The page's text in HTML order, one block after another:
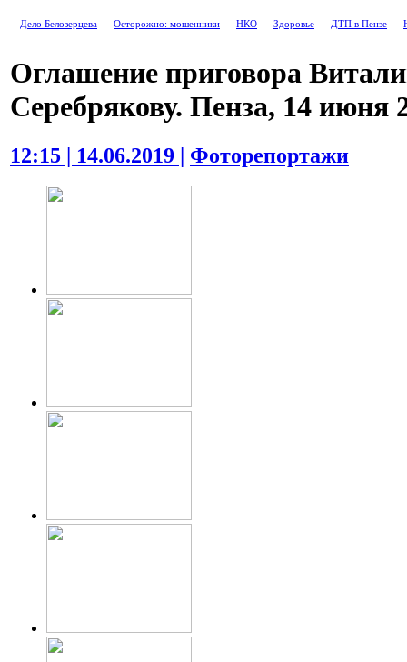
Дело Белозерцева Осторожно: мошенники НКО Здоровье ДТП в Пензе
Оглашение приговора
Серебрякову. Пенза, 14 июня
12:15 | 14.06.2019 | Фоторепортажи